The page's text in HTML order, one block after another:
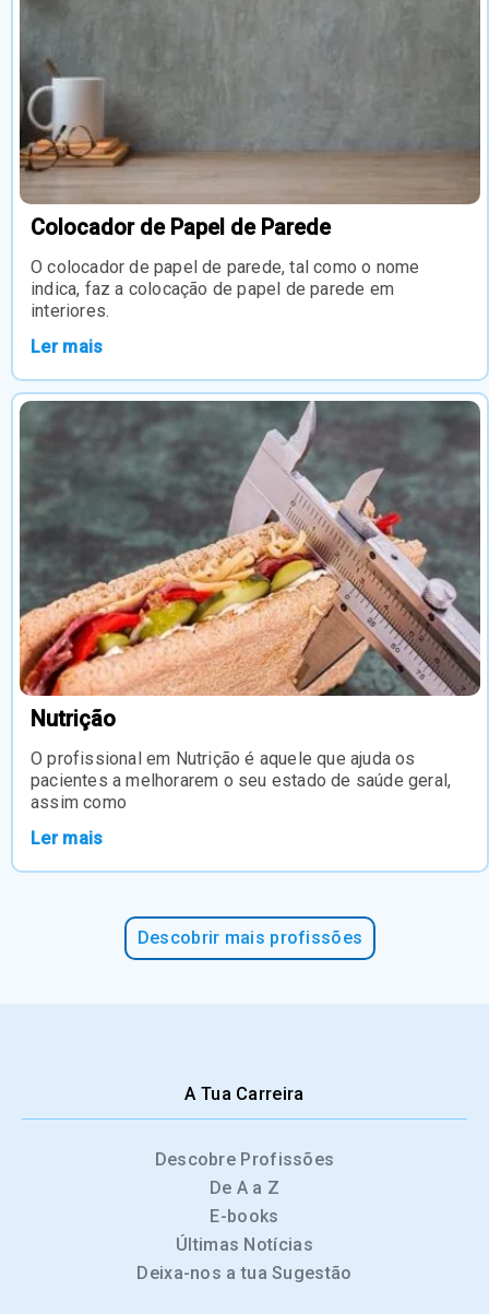
Colocador de Papel de Parede
O colocador de papel de parede, tal como o nome
indica, faz a colocação de papel de parede em
interiores.
Ler mais
Nutrição
O profissional em Nutrição é aquele que ajuda os
pacientes a melhorarem o seu estado de saúde geral,
assim como
Ler mais
Descobrir mais profissões
A Tua Carreira
Descobre Profissões
De A a Z
E-books
Últimas Notícias
Deixa-nos a tua Sugestão